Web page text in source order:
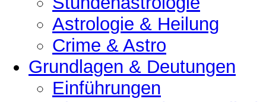
Astrologie & Heilung
Crime & Astro
Grundlagen & Deutungen
Einführungen